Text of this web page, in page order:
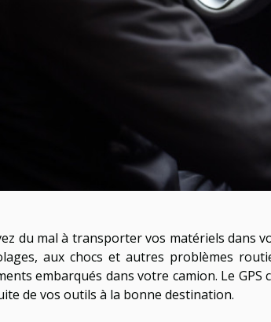
du mal à transporter vos matériels dans
aux chocs et autres problèmes
embarqués dans votre camion. Le
de vos outils à la bonne destination.